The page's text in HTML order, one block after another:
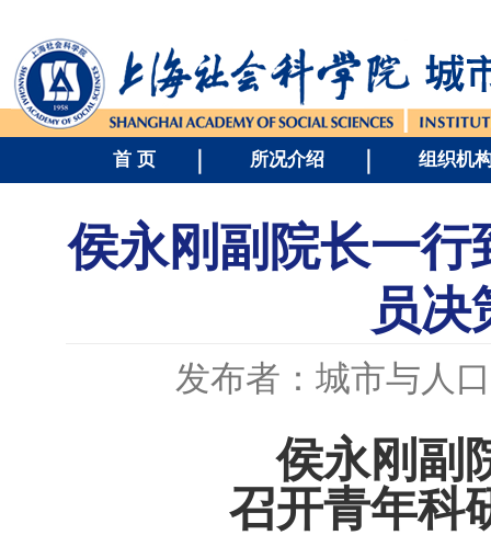
首 页 所况介绍 组织机
侯永刚副院长一
员
发布者：城市与人
侯永刚副
召开青年科